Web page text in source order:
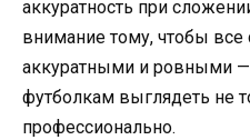
аккуратность при
внимание тому, чтобы
аккуратными и ровными
футболкам выглядеть не
профессионально.